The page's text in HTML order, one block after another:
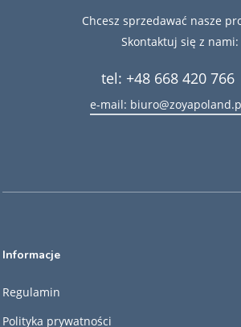
Chcesz sprzedawać nasze
Skontaktuj się z nami:
tel: +48 668 420 766
e-mail:
Informacje
Regulamin
Polityka prywatności